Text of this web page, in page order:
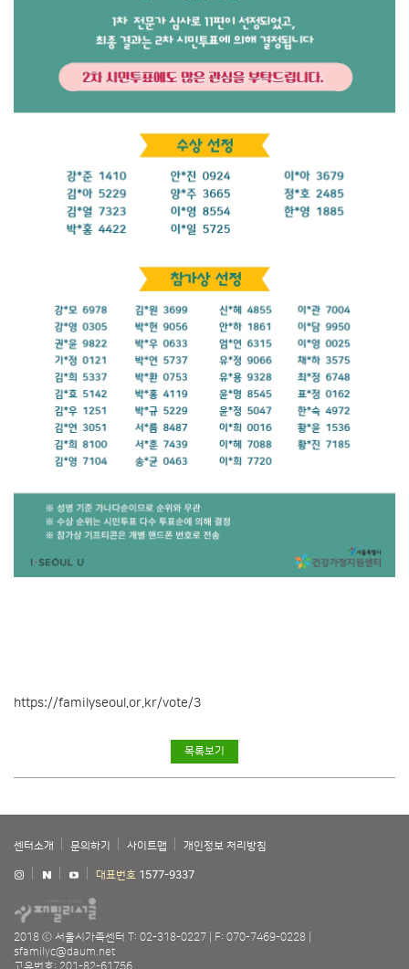
https://familyseoul.or.kr/vote/3
목록보기
센터소개 문의하기 사이트맵 개인정보 처리방침
대표번호 1577-9337
2018 ⓒ 서울시가족센터 T: 02-318-0227
F: 070-7469-0228
sfamilyc@daum.net